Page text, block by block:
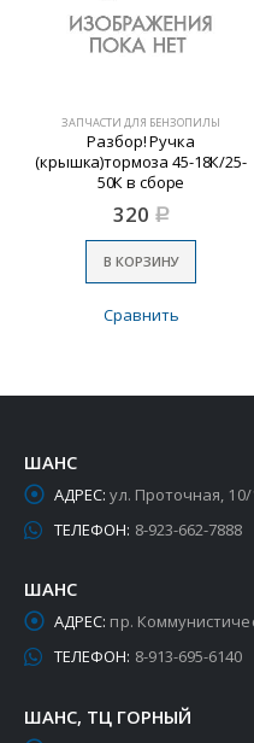
ЗАПЧАСТИ ДЛЯ БЕНЗОПИЛЫ
Разбор! Ручка
(крышка)тормоза 45-18К/25-
50К в сборе
320 Р
В КОРЗИНУ
Сравнить
ШАНС
АДРЕС: ул. Проточная, 10/
ТЕЛЕФОН: 8-923-662-7888
ШАНС
АДРЕС: пр.
ТЕЛЕФОН: 8-913-695-6140
ШАНС, ТЦ ГОРНЫЙ